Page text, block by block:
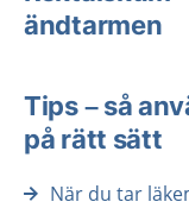
ändtarmen
Tips – så
på rätt sätt
När du tar